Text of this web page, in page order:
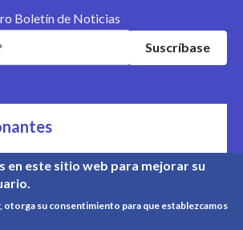
Boletín de Noticias
donantes
en este sitio web para mejorar su
otorga su consentimiento para que establezcamos